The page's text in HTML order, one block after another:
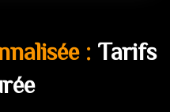
: Tarifs